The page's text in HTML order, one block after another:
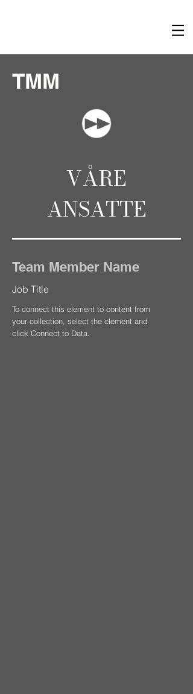
TMM
VÅRE
ANSATTE
Team Member Name
Job Title
To connect this element to content from
your collection, select the element and
click Connect to Data.